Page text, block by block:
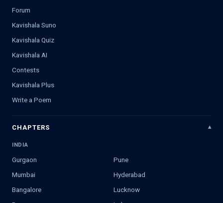
Forum
Kavishala Suno
Kavishala Quiz
Kavishala AI
Contests
Kavishala Plus
Write a Poem
CHAPTERS
INDIA
Gurgaon
Pune
Mumbai
Hyderabad
Bangalore
Lucknow